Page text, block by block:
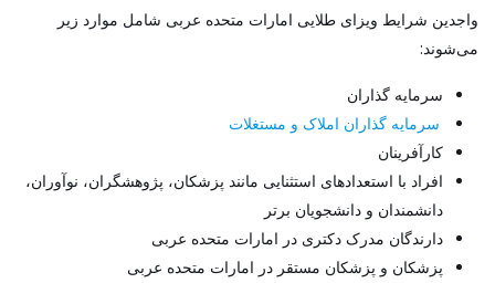
واجدین شرایط ویزای طلایی امارات متحده عربی شامل موارد زیر
می‌شوند:
سرمایه گذاران
سرمایه گذاران املاک و مستغلات
کارآفرینان
افراد با استعدادهای استثنایی مانند پزشکان، پژوهشگران، نوآوران،
دانشمندان و دانشجویان برتر
دارندگان مدرک دکتری در امارات متحده عربی
پزشکان و پزشکان مستقر در امارات متحده عربی